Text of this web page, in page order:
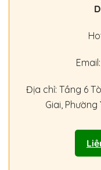
Địa chỉ: Tầng 6
Giai,